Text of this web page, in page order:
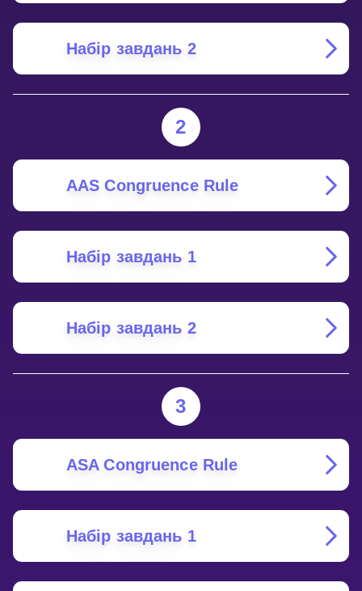
Набір завдань 2
2
AAS Congruence Rule
Набір завдань 1
Набір завдань 2
3
ASA Congruence Rule
Набір завдань 1